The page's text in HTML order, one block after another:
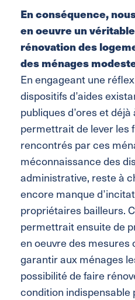
En conséquence,
en oeuvre un
rénovation des
des ménages
En engageant une
dispositifs d’aides
publiques d’ores et déjà
permettrait de lever les
rencontrés par ces
méconnaissance des
administrative, reste à
encore manque
propriétaires bailleurs.
permettrait ensuite de
en oeuvre des
garantir aux ménages
possibilité de faire
condition indispensable